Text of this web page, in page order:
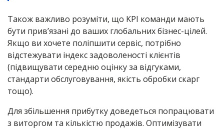
Також важливо розуміти, що KPI команди мають
бути прив’язані до ваших глобальних бізнес-цілей.
Якщо ви хочете поліпшити сервіс, потрібно
відстежувати індекс задоволеності клієнтів
(підвищувати середню оцінку за відгуками,
стандарти обслуговування, якість обробки скарг
тощо).
Для збільшення прибутку доведеться попрацювати
з виторгом та кількістю продажів. Оптимізувати